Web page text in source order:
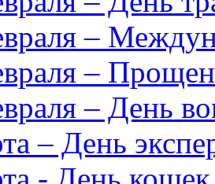
–
–
– День
– День